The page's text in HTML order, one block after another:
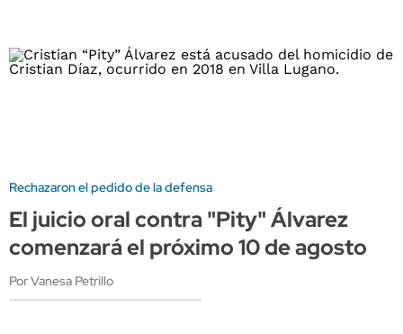
Rechazaron el pedido de la defensa
El juicio oral contra "Pity" Álvarez
comenzará el próximo 10 de agosto
Por Vanesa Petrillo